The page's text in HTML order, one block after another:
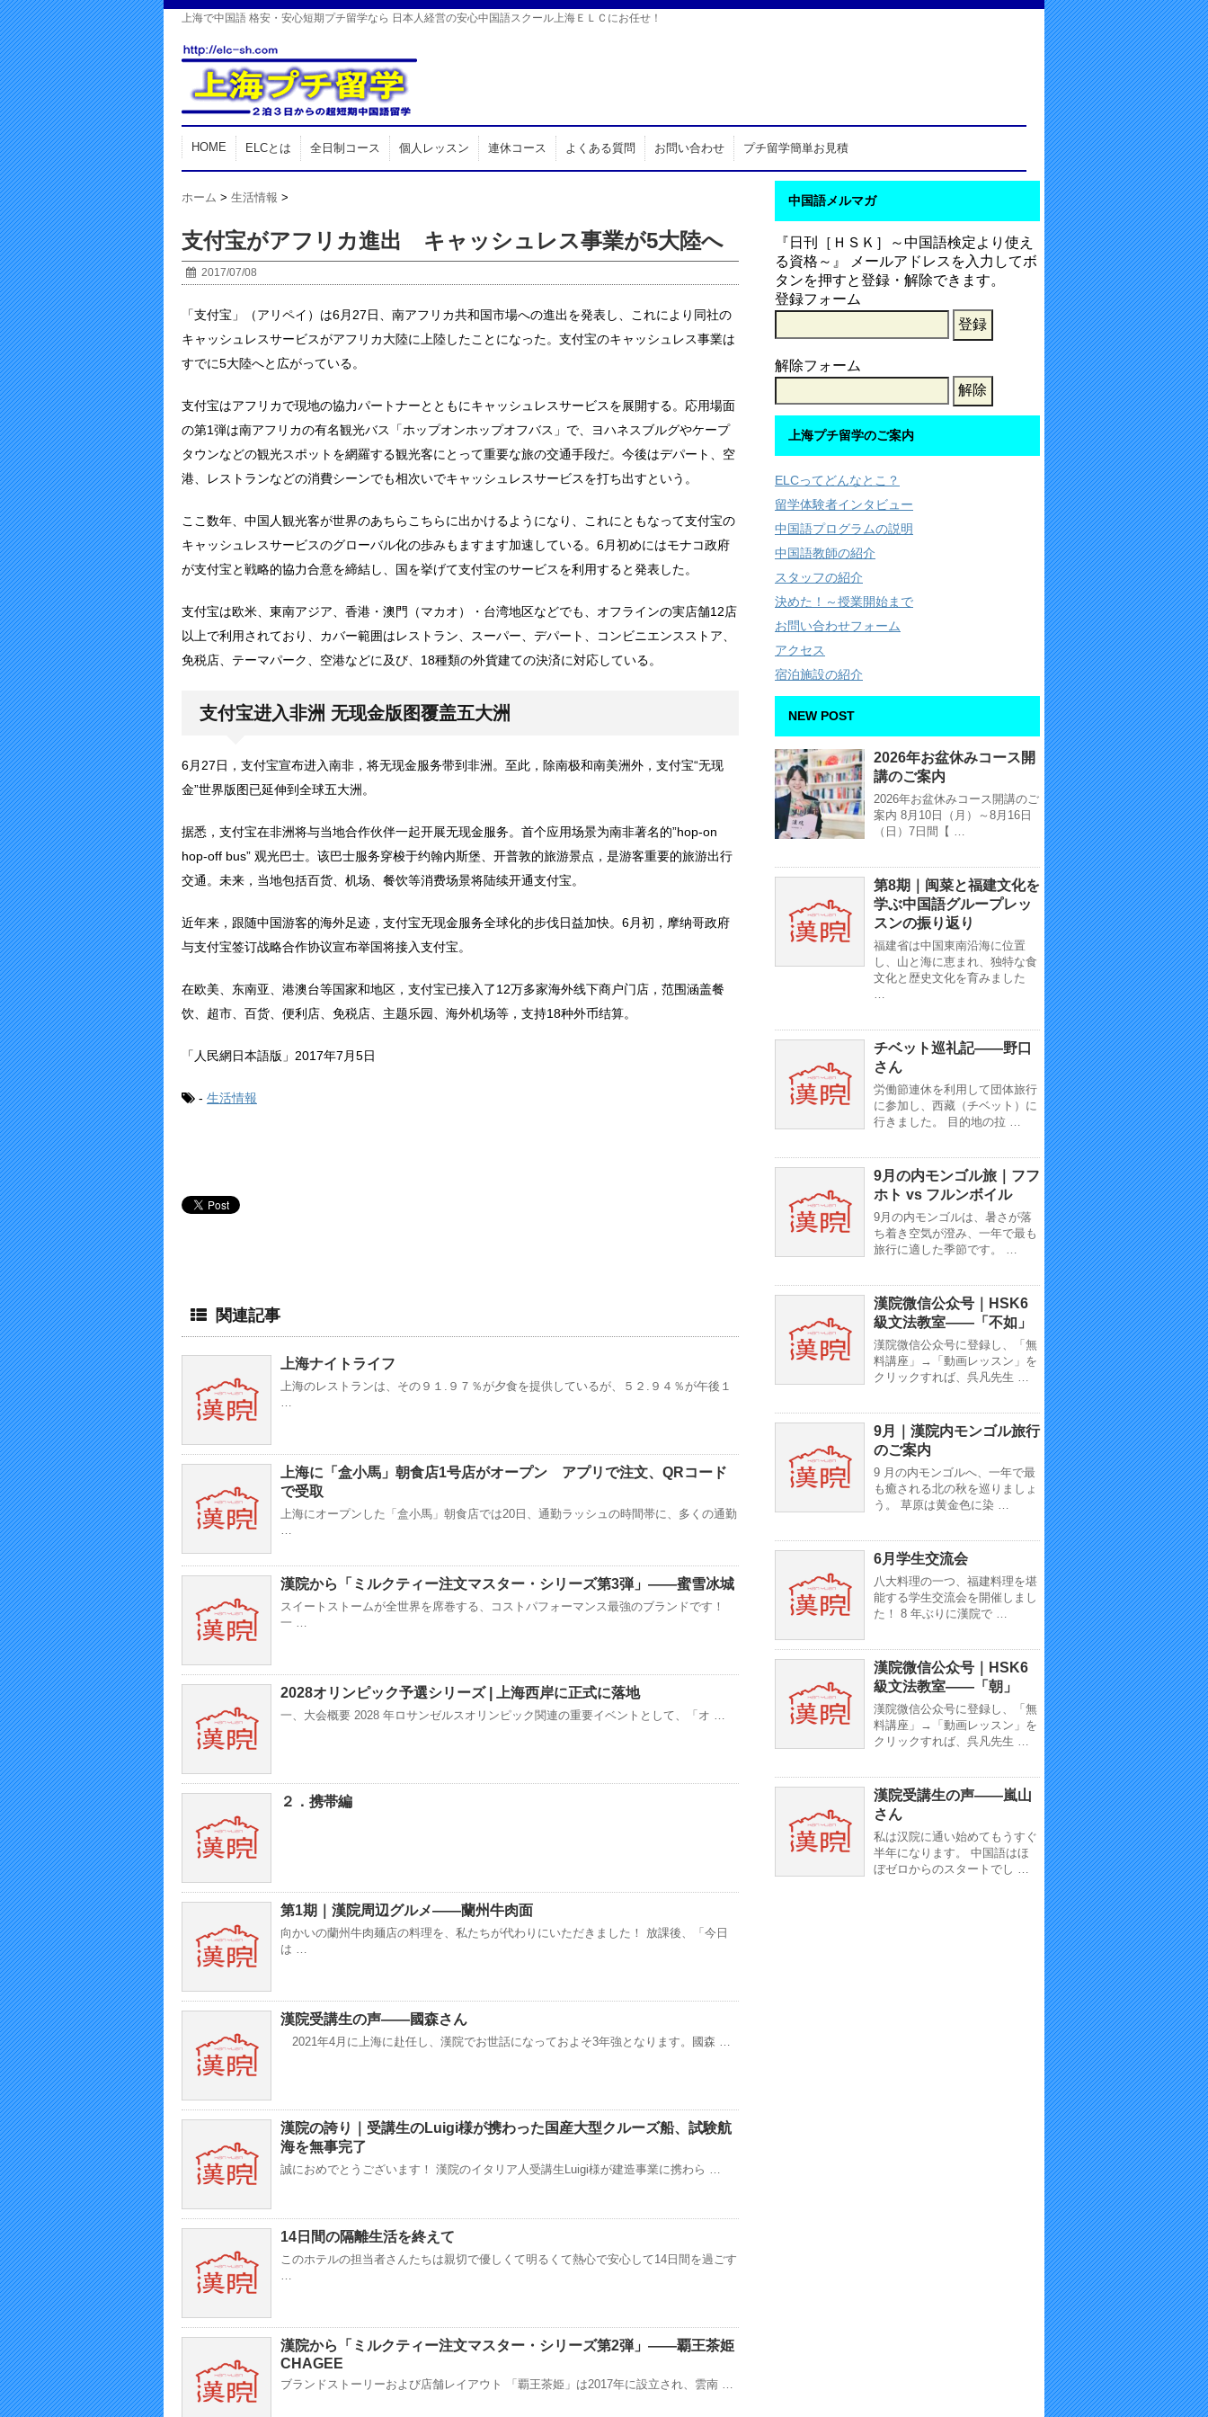
上海で中国語 格安・安心短期プチ留学なら 日本人経営の安心中国語スクール上海ＥＬＣにお任せ！
HOME ELCとは 全日制コース 個人レッスン 連休コース よくある質問 お問い合わせ プチ留学簡単お見積
ホーム > 生活情報 >
支付宝がアフリカ進出 キャッシュレス事業が5大陸へ
2017/07/08
「支付宝」（アリペイ）は6月27日、南アフリカ共和国市場への進出を発表し、これにより同社の
キャッシュレスサービスがアフリカ大陸に上陸したことになった。支付宝のキャッシュレス事業は
すでに5大陸へと広がっている。
支付宝はアフリカで現地の協力パートナーとともにキャッシュレスサービスを展開する。応用場面
の第1弾は南アフリカの有名観光バス「ホップオンホップオフバス」で、ヨハネスブルグやケープ
タウンなどの観光スポットを網羅する観光客にとって重要な旅の交通手段だ。今後はデパート、空
港、レストランなどの消費シーンでも相次いでキャッシュレスサービスを打ち出すという。
ここ数年、中国人観光客が世界のあちらこちらに出かけるようになり、これにともなって支付宝の
キャッシュレスサービスのグローバル化の歩みもますます加速している。6月初めにはモナコ政府
が支付宝と戦略的協力合意を締結し、国を挙げて支付宝のサービスを利用すると発表した。
支付宝は欧米、東南アジア、香港・澳門（マカオ）・台湾地区などでも、オフラインの実店舗12店
以上で利用されており、カバー範囲はレストラン、スーパー、デパート、コンビニエンスストア、
免税店、テーマパーク、空港などに及び、18種類の外貨建ての決済に対応している。
支付宝进入非洲 无现金版图覆盖五大洲
6月27日，支付宝宣布进入南非，将无现金服务带到非洲。至此，除南极和南美洲外，支付宝“无现
金”世界版图已延伸到全球五大洲。
据悉，支付宝在非洲将与当地合作伙伴一起开展无现金服务。首个应用场景为南非著名的”hop-on
hop-off bus” 观光巴士。该巴士服务穿梭于约翰内斯堡、开普敦的旅游景点，是游客重要的旅游出行
交通。未来，当地包括百货、机场、餐饮等消费场景将陆续开通支付宝。
近年来，跟随中国游客的海外足迹，支付宝无现金服务全球化的步伐日益加快。6月初，摩纳哥政府
与支付宝签订战略合作协议宣布举国将接入支付宝。
在欧美、东南亚、港澳台等国家和地区，支付宝已接入了12万多家海外线下商户门店，范围涵盖餐
饮、超市、百货、便利店、免税店、主题乐园、海外机场等，支持18种外币结算。
「人民網日本語版」2017年7月5日
- 生活情報
関連記事
上海ナイトライフ
上海のレストランは、その９１.９７％が夕食を提供しているが、５２.９４％が午後１
…
上海に「盒小馬」朝食店1号店がオープン アプリで注文、QRコード
で受取
上海にオープンした「盒小馬」朝食店では20日、通勤ラッシュの時間帯に、多くの通勤
…
漢院から「ミルクティー注文マスター・シリーズ第3弾」——蜜雪冰城
スイートストームが全世界を席巻する、コストパフォーマンス最強のブランドです！
一 …
2028オリンピック予選シリーズ | 上海西岸に正式に落地
一、大会概要 2028 年ロサンゼルスオリンピック関連の重要イベントとして、「オ …
２．携帯編
第1期｜漢院周辺グルメ——蘭州牛肉面
向かいの蘭州牛肉麺店の料理を、私たちが代わりにいただきました！ 放課後、「今日
は …
漢院受講生の声——國森さん
2021年4月に上海に赴任し、漢院でお世話になっておよそ3年強となります。國森 …
漢院の誇り｜受講生のLuigi様が携わった国産大型クルーズ船、試験航
海を無事完了
誠におめでとうございます！ 漢院のイタリア人受講生Luigi様が建造事業に携わら …
14日間の隔離生活を終えて
このホテルの担当者さんたちは親切で優しくて明るくて熱心で安心して14日間を過ごす
…
漢院から「ミルクティー注文マスター・シリーズ第2弾」——覇王茶姫
CHAGEE
ブランドストーリーおよび店舗レイアウト 「覇王茶姫」は2017年に設立され、雲南 …
中国語メルマガ
『日刊［ＨＳＫ］～中国語検定より使え
る資格～』 メールアドレスを入力してボ
タンを押すと登録・解除できます。
登録フォーム
解除フォーム
上海プチ留学のご案内
ELCってどんなとこ？
留学体験者インタビュー
中国語プログラムの説明
中国語教師の紹介
スタッフの紹介
決めた！～授業開始まで
お問い合わせフォーム
アクセス
宿泊施設の紹介
NEW POST
2026年お盆休みコース開
講のご案内
2026年お盆休みコース開講のご
案内 8月10日（月）～8月16日
（日）7日間【 …
第8期｜闽菜と福建文化を
学ぶ中国語グループレッ
スンの振り返り
福建省は中国東南沿海に位置
し、山と海に恵まれ、独特な食
文化と歴史文化を育みました
…
チベット巡礼記——野口
さん
労働節連休を利用して団体旅行
に参加し、西藏（チベット）に
行きました。 目的地の拉 …
9月の内モンゴル旅｜フフ
ホト vs フルンボイル
9月の内モンゴルは、暑さが落
ち着き空気が澄み、一年で最も
旅行に適した季節です。 …
漢院微信公众号｜HSK6
級文法教室——「不如」
漢院微信公众号に登録し、「無
料講座」→「動画レッスン」を
クリックすれば、呉凡先生 …
9月｜漢院内モンゴル旅行
のご案内
9 月の内モンゴルへ、一年で最
も癒される北の秋を巡りましょ
う。 草原は黄金色に染 …
6月学生交流会
八大料理の一つ、福建料理を堪
能する学生交流会を開催しまし
た！ 8 年ぶりに漢院で …
漢院微信公众号｜HSK6
級文法教室——「朝」
漢院微信公众号に登録し、「無
料講座」→「動画レッスン」を
クリックすれば、呉凡先生 …
漢院受講生の声——嵐山
さん
私は汉院に通い始めてもうすぐ
半年になります。 中国語はほ
ぼゼロからのスタートでし …